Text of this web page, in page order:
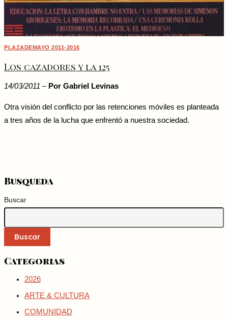
PLAZADEMAYO 2011-2016
Los cazadores y la 125
14/03/2011 – Por Gabriel Levinas
Otra visión del conflicto por las retenciones móviles es planteada
a tres años de la lucha que enfrentó a nuestra sociedad.
Busqueda
Buscar
Buscar
Categorias
2026
ARTE & CULTURA
COMUNIDAD